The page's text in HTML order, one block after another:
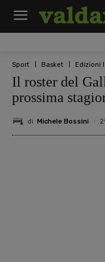
Sport Basket Edizioni
Il roster del
prossima
di Michele Bossini